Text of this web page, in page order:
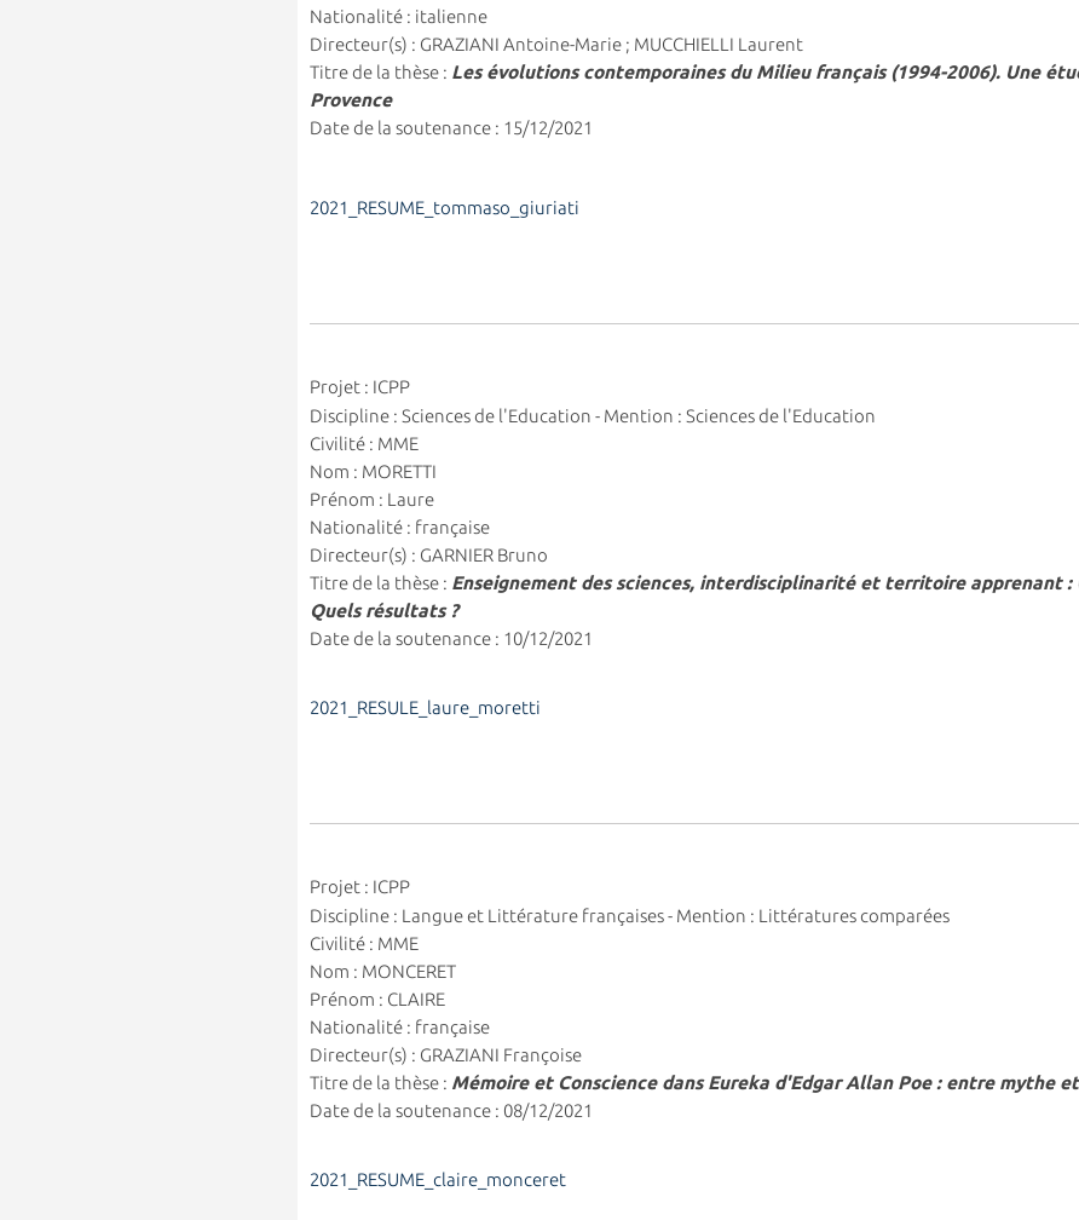
Nationalité : italienne
Directeur(s) : GRAZIANI Antoine-Marie ; MUCCHIELLI Laurent
Titre de la thèse : Les évolutions contemporaines du Milieu français (1994-2006). Une
Provence
Date de la soutenance : 15/12/2021
2021_RESUME_tommaso_giuriati
Projet : ICPP
Discipline : Sciences de l'Education - Mention : Sciences de l'Education
Civilité : MME
Nom : MORETTI
Prénom : Laure
Nationalité : française
Directeur(s) : GARNIER Bruno
Titre de la thèse : Enseignement des sciences, interdisciplinarité et territoire apprenant
Quels résultats ?
Date de la soutenance : 10/12/2021
2021_RESULE_laure_moretti
Projet : ICPP
Discipline : Langue et Littérature françaises - Mention : Littératures comparées
Civilité : MME
Nom : MONCERET
Prénom : CLAIRE
Nationalité : française
Directeur(s) : GRAZIANI Françoise
Titre de la thèse : Mémoire et Conscience dans Eureka d'Edgar Allan Poe : entre mythe
Date de la soutenance : 08/12/2021
2021_RESUME_claire_monceret